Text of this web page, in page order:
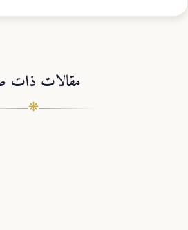
مقالات ذات
❋